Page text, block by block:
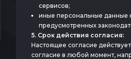
сервисов;
иные персональные данные
предусмотренных
5. Срок действия согласия:
Настоящее согласие
согласие в любой момент,